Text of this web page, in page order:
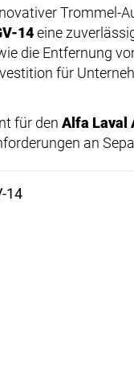
Trommel-
14eine
die Entfernung
für
für den Alfa Laval
an
14